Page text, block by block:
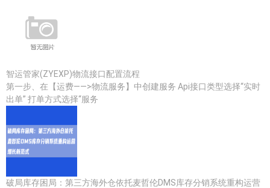
智运管家(ZYEXP)物流接口配置流程
第一步、在【运费——>物流服务】中创建服务 Api接口类型选择“实时
出单” 打单方式选择“服务
破局库存困局：第三方海外仓依托麦哲伦DMS库存分销系统重构运营